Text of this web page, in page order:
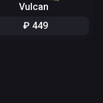
Vulcan
₽ 449